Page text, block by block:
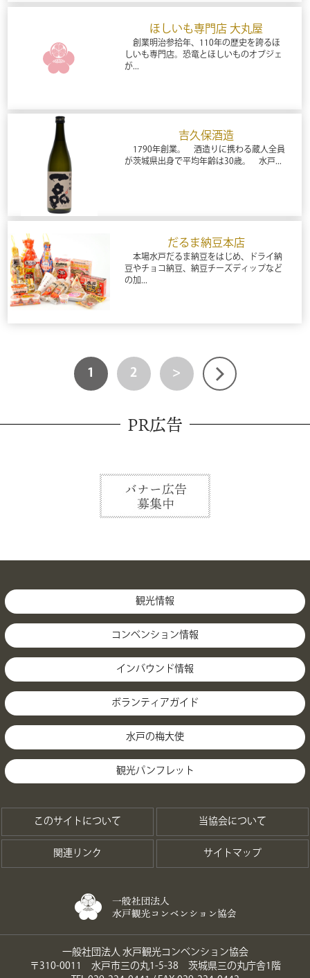
ほしいも専門店 大丸屋
創業明治参拾年、110年の歴史を誇るほ
しいも専門店。恐竜とほしいものオブジェ
が...
吉久保酒造
1790年創業。 酒造りに携わる蔵人全員
が茨城県出身で平均年齢は30歳。 水戸...
だるま納豆本店
本場水戸だるま納豆をはじめ、ドライ納
豆やチョコ納豆、納豆チーズディップなど
の加...
1 2 >
PR広告
観光情報
コンベンション情報
インバウンド情報
ボランティアガイド
水戸の梅大使
観光パンフレット
このサイトについて 当協会について
関連リンク サイトマップ
一般社団法人 水戸観光コンベンション協会
〒310-0011 水戸市三の丸1-5-38 茨城県三の丸庁舎1階